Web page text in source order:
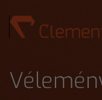
Skip to main